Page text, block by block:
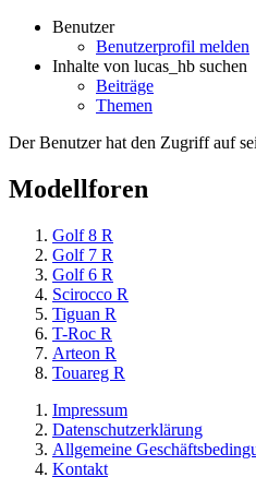
Benutzer
Benutzerprofil melden
Inhalte von lucas_hb suchen
Beiträge
Themen
Der Benutzer hat den Zugriff auf
Modellforen
Golf 8 R
Golf 7 R
Golf 6 R
Scirocco R
Tiguan R
T-Roc R
Arteon R
Touareg R
Impressum
Datenschutzerklärung
Allgemeine
Kontakt